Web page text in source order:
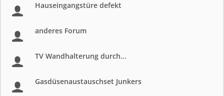
Hauseingangstüre defekt
anderes Forum
TV Wandhalterung durch...
Gasdüsenaustauschset Junkers